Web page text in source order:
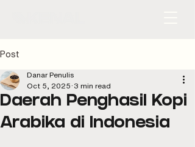
Post
Daerah Penghasil Kopi
Arabika di Indonesia
Danar Penulis
Oct 5, 2025 3 min read